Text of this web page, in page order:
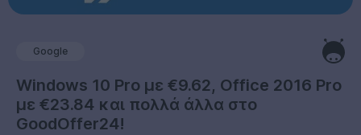
Google
Windows 10 Pro με €9.62, Office 2016 Pro
με €23.84 και πολλά άλλα στο
GoodOffer24!